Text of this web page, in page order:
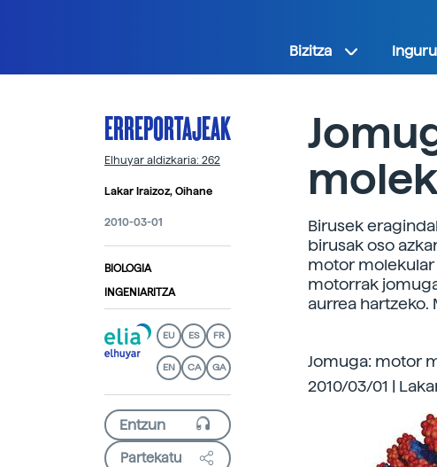
Bizitza
ERREPORTAJEAK
Elhuyar aldizkaria: 262
Lakar Iraizoz, Oihane
2010-03-01
BIOLOGIA
INGENIARITZA
EU ES FR
EN CA GA
Partekatu
Birusek
birusak oso
motor molekular
motorrak
aurrea hartzeko.
Jomuga: motor
2010/03/01 |